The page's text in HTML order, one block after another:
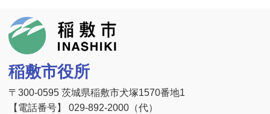
稲敷市役所
〒300-0595 茨城県稲敷市犬塚1570番地1
【電話番号】 029-892-2000（代）